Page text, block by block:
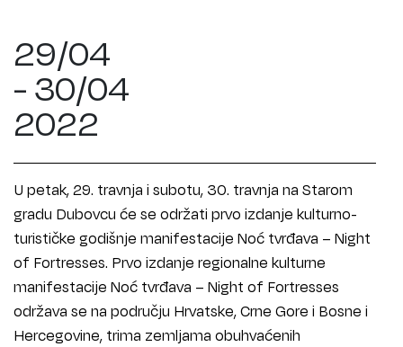
29/04
- 30/04
2022
U petak, 29. travnja i subotu, 30. travnja na Starom
gradu Dubovcu će se održati prvo izdanje kulturno-
turističke godišnje manifestacije Noć tvrđava – Night
of Fortresses. Prvo izdanje regionalne kulturne
manifestacije Noć tvrđava – Night of Fortresses
održava se na području Hrvatske, Crne Gore i Bosne i
Hercegovine, trima zemljama obuhvaćenih